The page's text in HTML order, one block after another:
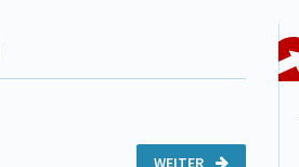
WEITER